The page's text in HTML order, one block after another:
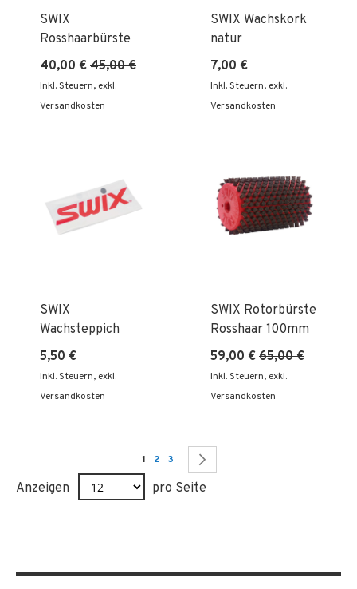
SWIX
Rosshaarbürste
40,00 € 45,00 €
Inkl. Steuern, exkl.
Versandkosten
SWIX Wachskork
natur
7,00 €
Inkl. Steuern, exkl.
Versandkosten
SWIX
Wachsteppich
5,50 €
Inkl. Steuern, exkl.
Versandkosten
SWIX Rotorbürste
Rosshaar 100mm
59,00 € 65,00 €
Inkl. Steuern, exkl.
Versandkosten
Seite
Sie lesen gerade Seite
1 Seite
2 Seite
3
Anzeigen pro Seite